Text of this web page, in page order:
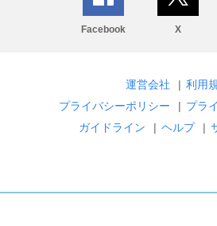
Facebook X
運営会社 | 利用
プライバシーポリシー
| プラ
ガイドライン
| ヘルプ |